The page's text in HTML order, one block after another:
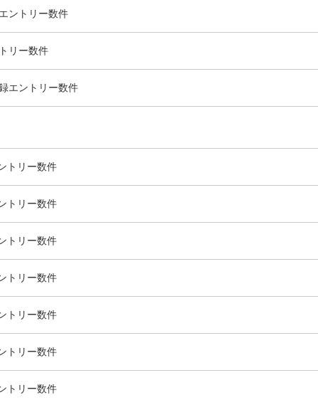
ントリー数件
リー数件
エントリー数件
トリー数件
トリー数件
トリー数件
トリー数件
トリー数件
トリー数件
トリー数件